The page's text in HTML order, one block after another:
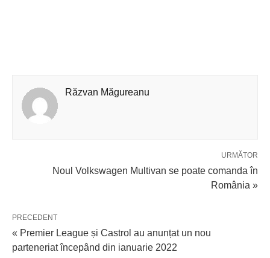
Răzvan Măgureanu
URMĂTOR
Noul Volkswagen Multivan se poate comanda în
România »
PRECEDENT
« Premier League și Castrol au anunțat un nou
parteneriat începând din ianuarie 2022